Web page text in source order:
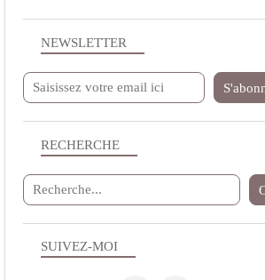
NEWSLETTER
SUIVEZ-MOI
RECHERCHE